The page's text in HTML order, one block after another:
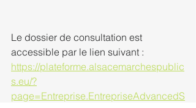
Le dossier de consultation est
accessible par le lien suivant :
https://plateforme.alsacemarchespublic
s.eu/?
page=Entreprise.EntrepriseAdvancedS